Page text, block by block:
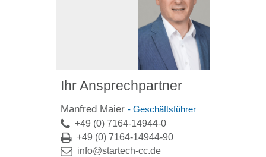
Ihr Ansprechpartner
Manfred Maier - Geschäftsführer
+49 (0) 7164-14944-0
+49 (0) 7164-14944-90
info@startech-cc.de